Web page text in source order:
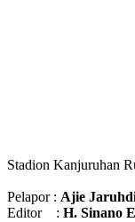
Stadion Kanjuruhan
Pelapor : Ajie
Editor : H. Sinano